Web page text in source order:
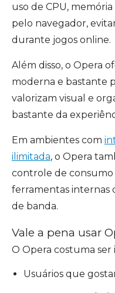
uso de CPU,
pelo navegador,
durante jogos online.
Além disso, o Opera
moderna e bastante
valorizam visual e
bastante da
Em ambientes com
ilimitada, o Opera
controle de consumo
ferramentas internas
de banda.
Vale a pena usar
O Opera costuma ser
Usuários que